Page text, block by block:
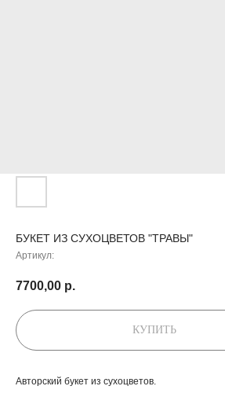
БУКЕТ ИЗ СУХОЦВЕТОВ "ТРАВЫ"
Артикул:
7700,00 р.
КУПИТЬ
Авторский букет из сухоцветов.